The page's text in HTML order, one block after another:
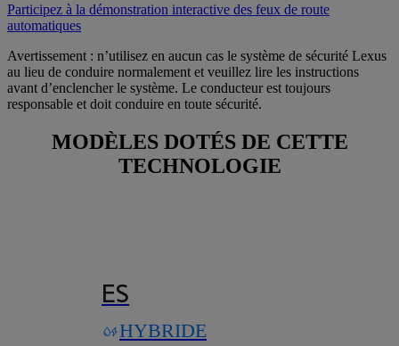
Participez à la démonstration interactive des feux de route
automatiques
Avertissement : n’utilisez en aucun cas le système de sécurité Lexus
au lieu de conduire normalement et veuillez lire les instructions
avant d’enclencher le système. Le conducteur est toujours
responsable et doit conduire en toute sécurité.
MODÈLES DOTÉS DE CETTE
TECHNOLOGIE
ES
HYBRIDE